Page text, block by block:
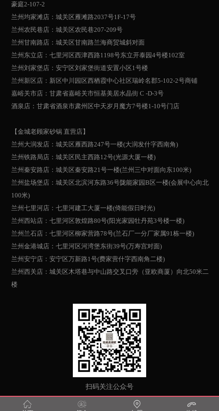
豪庭2-107-2
兰州均家滩店：城关区雁滩路2037号1F-17号
兰州农民巷店：城关区农民巷207-209号
兰州甘南路店：城关区甘南路兰海商贸城斜对面
兰州东立店：七里河区西津西路1198号东立开泰园4号楼102室
兰州刘家堡店：安宁区刘家堡街道安置小区1号楼
兰州新区店：新区中川园区西栖霞中心社区瑞岭名郡5-102-2号商铺
嘉峪关市店：甘肃省嘉峪关市恒基美居水晶街 C -D-3号
酒泉店：甘肃省酒泉市肃州区中天岁月魔方7号楼1-10号门店
【金城老顾家砂锅 直营店】
兰州大润发店：城关区雁西路247号一楼(大润发什字西南角)
兰州铁路局店：城关区民主西路12号(光源大厦一楼)
兰州秦安路店：城关区秦安路21号一楼(兰州三中对面向东100米)
兰州盐场堡店：城关区北滨河东路36号陇能家园B区一楼(会展中心向北
100米)
兰州七里河店：七里河建工大厦一楼(倚能假日时光)
兰州西站店：七里河区敦煌路80号(阳光家园牡丹苑3号楼一楼)
兰州兰石店：七里河区柳家营路78号(兰石厂一分厂家属91栋一楼)
兰州金港城店：七里河区河湾堡东街39号(万寿宫对面)
兰州安宁店：安宁区万新路1号(费家营什字西南角二楼)
兰州西关店：城关区木塔巷与中山路交叉口旁（亚欧商厦）向北50米二
楼
扫码关注公众号